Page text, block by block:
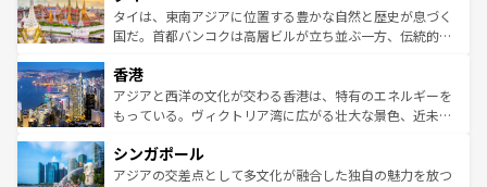
わってみてほしい。 なお、新着の韓国情報はコンテンツ一
覧を参照してほしい。
ーチミン市のフランス統治時代の建物も、独特の雰囲気を
醸し出している。また、バラエティの豊かさとおいしさで
とつ。フォーやバインミー、ベトナムコーヒーなどは、ぜ
ひ現地で味わいたい。どの地域を訪れてもあたたかい人々
が旅行者を迎えてくれるので、きっと忘れられない旅にな
参照してほしい。
タイは、東南アジアに位置する豊かな自然と歴史が息づく
国だ。首都バンコクは高層ビルが立ち並ぶ一方、伝統的な
の活気が交差している。北部ではチェンマイなどの山岳地
帯で自然と触れ合い、南部ではプーケットやクラビの美し
いビーチでリゾート気分を楽しむことができる。タイ料理
激する。気候は一年中温暖で、どの季節にも異なる楽しみ
が待っている。親しみやすいタイの人々、仏教を中心とし
香港
アジアと西洋の文化が交わる香港は、特有のエネルギーを
もっている。ヴィクトリア湾に広がる壮大な景色、近未来
み、どこを訪れても感動するはず。観光スポットが密集し
ており、効率よく見どころを回れるのも魅力。息をのむよ
シンガポール
アジアの交差点として多文化が融合した独自の魅力を放つ